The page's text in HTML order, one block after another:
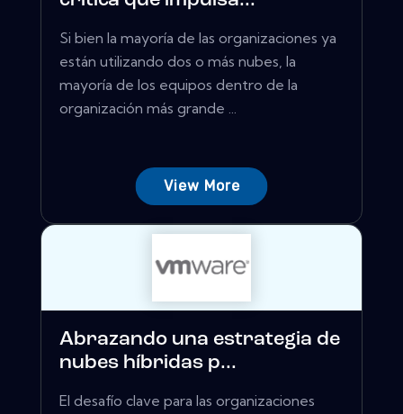
Si bien la mayoría de las organizaciones ya
están utilizando dos o más nubes, la
mayoría de los equipos dentro de la
organización más grande ...
View More
Abrazando una estrategia de
nubes híbridas p...
El desafío clave para las organizaciones